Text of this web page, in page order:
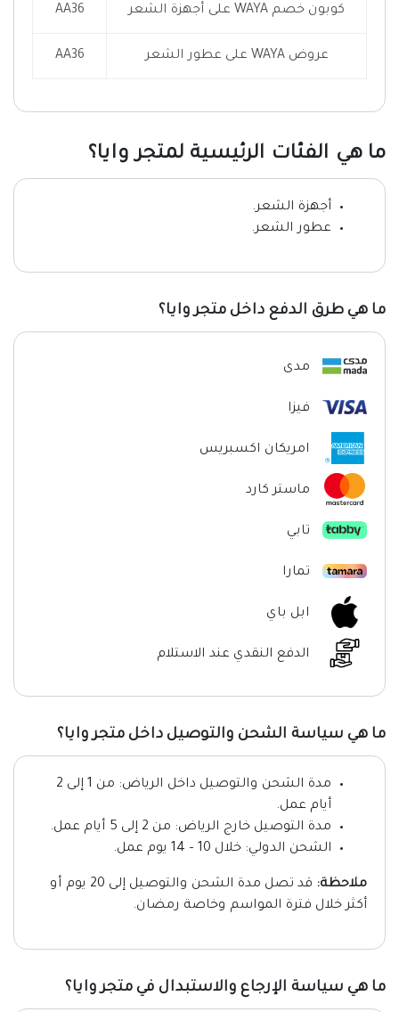
كوبون خصم WAYA على أجهزة الشعر AA36
عروض WAYA على عطور الشعر AA36
ما هي الفئات الرئيسية لمتجر وايا؟
أجهزة الشعر.
عطور الشعر.
ما هي طرق الدفع داخل متجر وايا؟
مدى
فيزا
امريكان اكسبريس
ماستر كارد
تابي
تمارا
ابل باي
الدفع النقدي عند الاستلام
ما هي سياسة الشحن والتوصيل داخل متجر وايا؟
مدة الشحن والتوصيل داخل الرياض: من 1 إلى 2
أيام عمل.
مدة التوصيل خارج الرياض: من 2 إلى 5 أيام عمل.
الشحن الدولي: خلال 10 – 14 يوم عمل.
ملاحظة:
قد تصل مدة الشحن والتوصيل إلى 20 يوم أو
أكثر خلال فترة المواسم وخاصة رمضان.
ما هي سياسة الإرجاع والاستبدال في متجر وايا؟